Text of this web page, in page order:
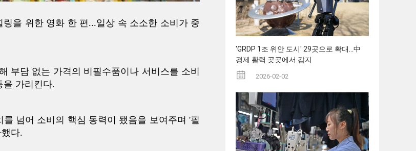
을 위한 영화 한 편...일상 속 소소한 소비가 중
부담 없는 가격의 비필수품이나 서비스를 소비
을 가리킨다.
넘어 소비의 핵심 동력이 됐음을 보여주며 '필
다.
'GRDP 1조 위안 도시' 29곳으로 확대...中
경제 활력 곳곳에서 감지
2026-02-02